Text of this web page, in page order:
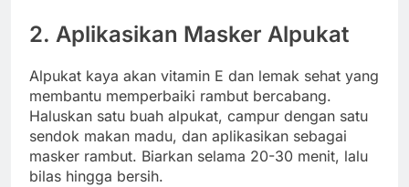
2. Aplikasikan Masker Alpukat
Alpukat kaya akan vitamin E dan lemak sehat yang
membantu memperbaiki rambut bercabang.
Haluskan satu buah alpukat, campur dengan satu
sendok makan madu, dan aplikasikan sebagai
masker rambut. Biarkan selama 20-30 menit, lalu
bilas hingga bersih.